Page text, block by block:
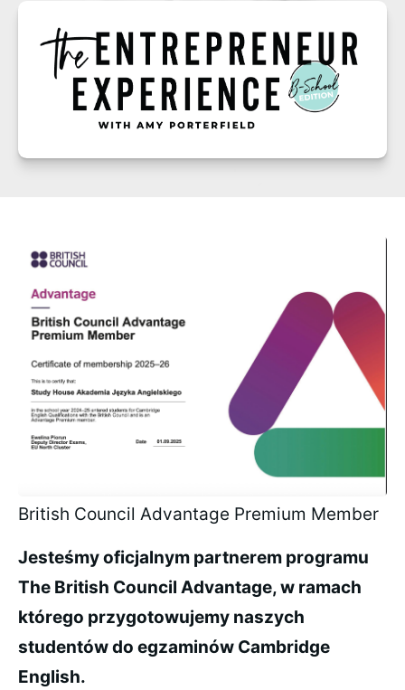
British Council Advantage Premium Member
Jesteśmy oficjalnym partnerem programu
The British Council Advantage, w ramach
którego przygotowujemy naszych
studentów do egzaminów Cambridge
English.